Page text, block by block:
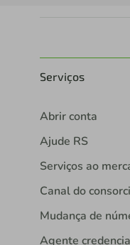
Serviços
Abrir conta
Ajude RS
Serviços ao
Canal do
Mudança de
Agente